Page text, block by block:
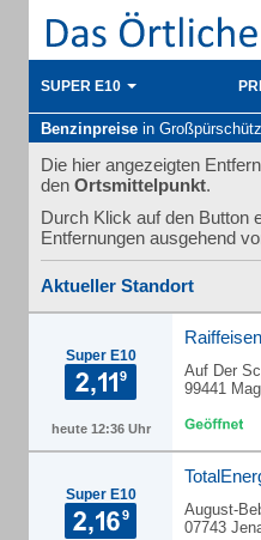
SUPER E10
Benzinpreise in Großpürschütz
Die hier angezeigten
den Ortsmittelpunkt.
Durch Klick auf den Button
Entfernungen ausgehend
Aktueller Standort
Super E10
heute 12:36 Uhr
Raiffeisen
Auf Der
99441
Super E10
August-
07743